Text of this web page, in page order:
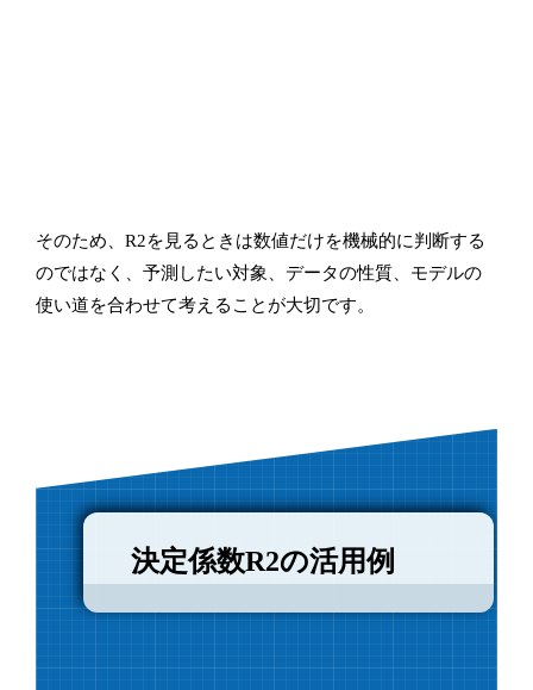
そのため、R2を見るときは数値だけを機械的に判断する
のではなく、予測したい対象、データの性質、モデルの
使い道を合わせて考えることが大切です。
決定係数R2の活用例